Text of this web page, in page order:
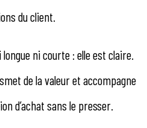
du client.
ni courte : elle est claire.
de la valeur et accompagne
d’achat sans le presser.